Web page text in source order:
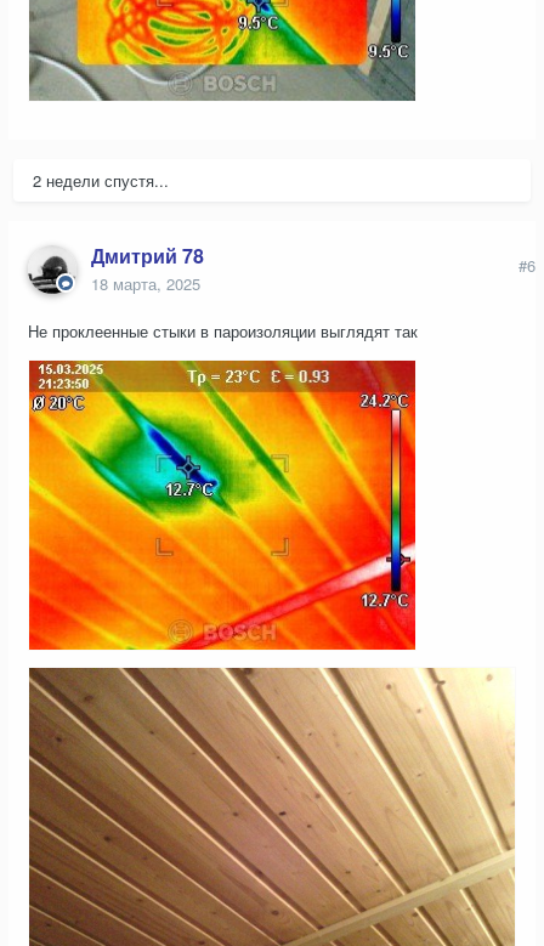
2 недели спустя...
Дмитрий 78
18 марта, 2025
#6
Не проклеенные стыки в пароизоляции выглядят так